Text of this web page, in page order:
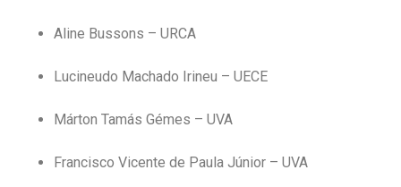
Aline Bussons – URCA
Lucineudo Machado Irineu – UECE
Márton Tamás Gémes – UVA
Francisco Vicente de Paula Júnior – UVA